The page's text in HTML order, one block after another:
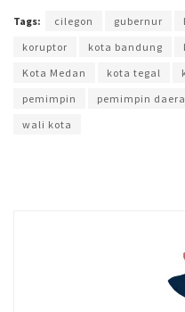
Tags: cilegon gubernur
koruptor
kota bandung
Kota Medan
kota tegal
pemimpin
pemimpin
wali kota